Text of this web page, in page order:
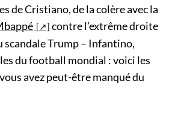
de Cristiano, de la colère avec la
contre l’extrême droite
scandale Trump – Infantino,
du football mondial : voici les
avez peut-être manqué du